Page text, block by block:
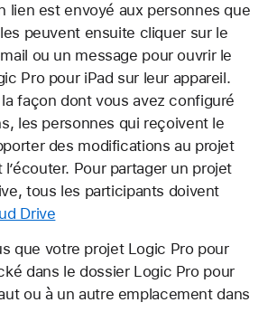
lien est envoyé aux personnes que
peuvent ensuite cliquer sur le
ou un message pour ouvrir le
Pro pour iPad sur leur appareil.
façon dont vous avez configuré
les personnes qui reçoivent le
des modifications au projet
Pour partager un projet
tous les participants doivent
Drive
que votre projet Logic Pro pour
dans le dossier Logic Pro pour
ou à un autre emplacement dans